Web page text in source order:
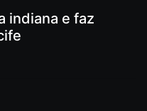
indiana e faz